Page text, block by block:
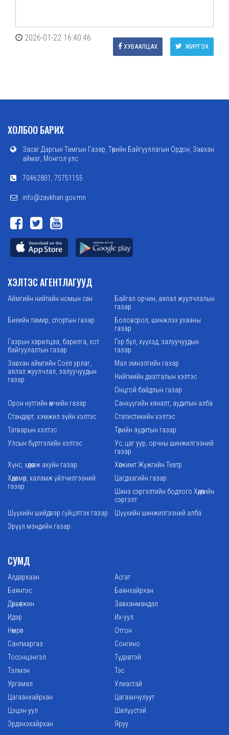
2026-01-22 16:40:46
ЖИРГЭХ
ХУВААЛЦАХ
ХОЛБОО БАРИХ
Засаг Даргын Тамгын Газар, Төрийн Байгууллагын Ордон, Завхан
аймаг, Монгол улс
70462801, 75751155
info@zavkhan.gov.mn
ХЭЛТЭС АГЕНТЛАГУУД
Аймгийн нийтийн номын сан
Байгал орчин, аялал жуулчлалын
газар
Биеийн тамир, спортын газар
Боловсрол, шинжлэх ухааны
газар
Газрын харилцаа, барилга, хот
байгуулалтын газар
Гэр бүл, хүүхэд, залуучуудын
газар
Завхан аймгийн Соёл урлаг,
аялал жуулчлал, залуучуудын
газар
Мал эмнэлгийн газар
Нийгмийн даатгалын хэлтэс
Онцгой байдлын газар
Орон нутгийн өмчийн газар
Санхүүгийн хяналт, аудитын алба
Стандарт, хэмжил зүйн хэлтэс
Статистикийн хэлтэс
Татварын хэлтэс
Төрийн аудитын газар
Улсын бүртгэлийн хэлтэс
Ус, цаг уур, орчны шинжилгээний
газар
Хүнс, хөдөө аж ахуйн газар
Хөгжимт Жүжгийн Театр
Хөдөлмөр, халамж үйлчилгээний
газар
Цагдаагийн газар
Шинэ сэргэлтийн бодлого Хөдөөгийн
сэргэлт
Шүүхийн шийдвэр гүйцэтгэх газар
Шүүхийн шинжилгээний алба
Эрүүл мэндийн газар
СУМД
Алдархаан
Асгат
Баянтэс
Баянхайрхан
Дөрвөлжин
Завханмандал
Идэр
Их-уул
Нөмрөг
Отгон
Сантмаргаз
Сонгино
Тосонцэнгэл
Түдэвтэй
Тэлмэн
Тэс
Ургамал
Улиастай
Цагаанхайрхан
Цагаанчулуут
Цэцэн-уул
Шилүүстэй
Эрдэнэхайрхан
Яруу